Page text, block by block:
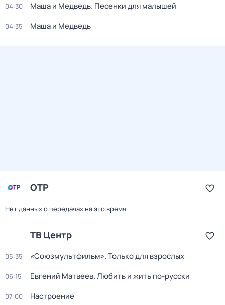
04:30 Маша и Медведь. Песенки для малышей
04:35 Маша и Медведь
ОТР
Нет данных о передачах на это время
ТВ Центр
05:35 «Союзмультфильм». Только для взрослых
06:15 Евгений Матвеев. Любить и жить по-русски
07:00 Настроение